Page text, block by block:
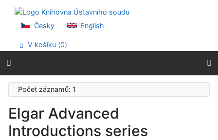
Přejít na menu
Prohlášení o webové přístupnosti
Česky English
V košíku (0)
Počet záznamů: 1
Elgar Advanced
Introductions series